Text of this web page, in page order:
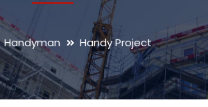
Handyman Handy Project